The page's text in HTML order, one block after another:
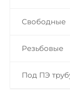
Свободные
Резьбовые
Под ПЭ